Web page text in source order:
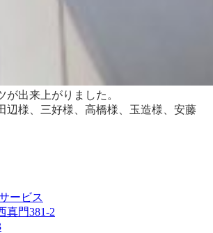
が出来上がりました。
辺様、三好様、高橋様、玉造様、安藤
ービス
真門381-2